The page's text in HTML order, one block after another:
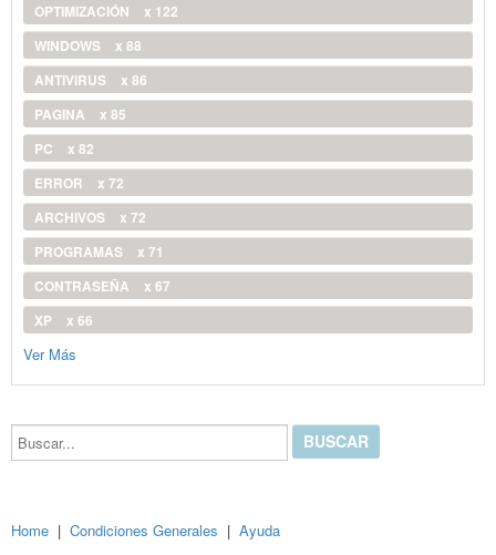
OPTIMIZACIÓN
x 122
WINDOWS
x 88
ANTIVIRUS
x 86
PAGINA
x 85
PC
x 82
ERROR
x 72
ARCHIVOS
x 72
PROGRAMAS
x 71
CONTRASEÑA
x 67
XP
x 66
Ver Más
Buscar...
Home | Condiciones Generales | Ayuda